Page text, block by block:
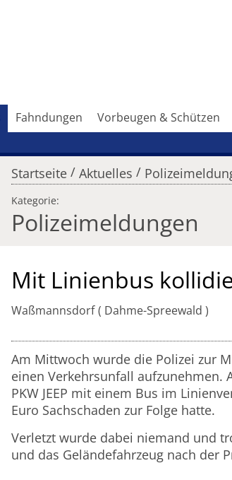
Fahndungen Vorbeugen & Schützen
Startseite / Aktuelles /
Kategorie:
Polizeimeldungen
Mit Linienbus
Waßmannsdorf Dahme-Spreewald
Am Mittwoch wurde die Polizei zur
einen Verkehrsunfall aufzunehmen.
PKW JEEP mit einem Bus im
Euro Sachschaden zur Folge hatte.
Verletzt wurde dabei niemand und
und das Geländefahrzeug nach der